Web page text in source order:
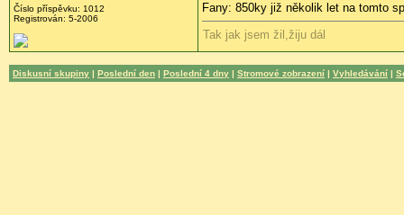
Číslo příspěvku: 1012
Registrován: 5-2006
Fany: 850ky již několik let na tomto
Tak jak jsem žil,žiju dál
Diskusní skupiny | Poslední den | Poslední 4 dny | Stromové zobrazení | Vyhledávání |